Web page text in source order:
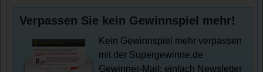
Verpassen Sie kein Gewinnspiel mehr!
Kein Gewinnspiel mehr verpassen
mit der Supergewinne.de
Gewinner-Mail: einfach Newsletter